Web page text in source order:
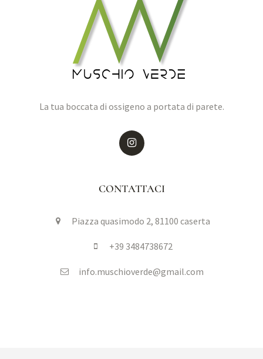
La tua boccata di ossigeno a portata di parete.
CONTATTACI
Piazza quasimodo 2, 81100 caserta
+39 3484738672
info.muschioverde@gmail.com